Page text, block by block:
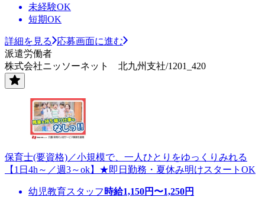
未経験OK
短期OK
詳細を見る
応募画面に進む
派遣労働者
株式会社ニッソーネット 北九州支社/1201_420
保育士(要資格)／小規模で、一人ひとりをゆっくりみれる
【1日4h～／週3～ok】★即日勤務・夏休み明けスタートOK
幼児教育スタッフ 時給1,150円〜1,250円